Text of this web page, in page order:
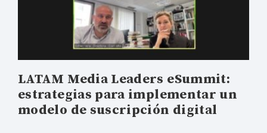
LATAM Media Leaders eSummit:
estrategias para implementar un
modelo de suscripción digital